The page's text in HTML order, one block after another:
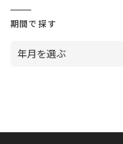
期間で探す
年月を選ぶ